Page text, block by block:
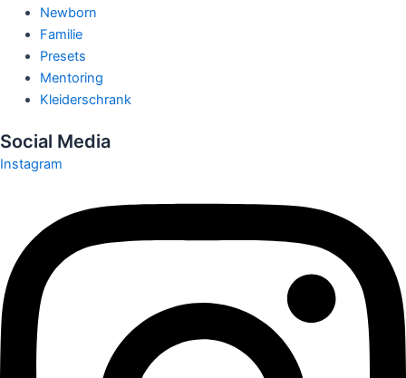
Newborn
Familie
Presets
Mentoring
Kleiderschrank
Social Media
Instagram